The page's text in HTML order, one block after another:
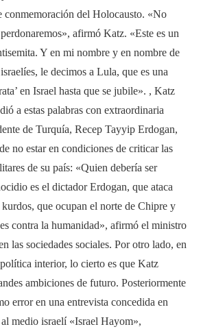
conmemoración del Holocausto. «No
afirmó Katz. «Este es un
Y en mi nombre y en nombre de
le decimos a Lula, que es una
en Israel hasta que se jubile». , Katz
a estas palabras con extraordinaria
de Turquía, Recep Tayyip Erdogan,
no estar en condiciones de criticar las
de su país: «Quien debería ser
es el dictador Erdogan, que ataca
kurdos, que ocupan el norte de Chipre y
contra la humanidad», afirmó el ministro
las sociedades sociales. Por otro lado, en
interior, lo cierto es que Katz
ambiciones de futuro. Posteriormente
error en una entrevista concedida en
medio israelí «Israel Hayom»,